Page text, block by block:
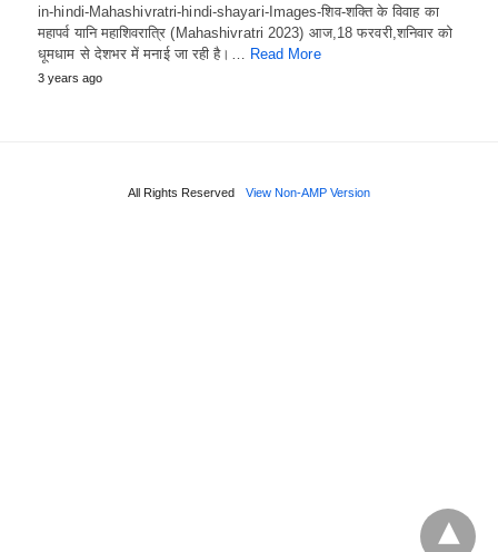
in-hindi-Mahashivratri-hindi-shayari-Images-शिव-शक्ति के विवाह का
महापर्व यानि महाशिवरात्रि (Mahashivratri 2023) आज,18 फरवरी,शनिवार को
धूमधाम से देशभर में मनाई जा रही है।… Read More
3 years ago
All Rights Reserved View Non-AMP Version